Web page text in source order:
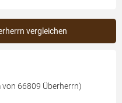
vergleichen
66809 Überherrn)